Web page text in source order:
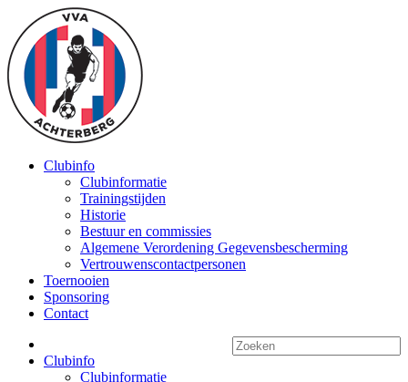
Clubinfo
Clubinformatie
Trainingstijden
Historie
Bestuur en commissies
Algemene Verordening Gegevensbescherming
Vertrouwenscontactpersonen
Toernooien
Sponsoring
Contact
Clubinfo
Clubinformatie